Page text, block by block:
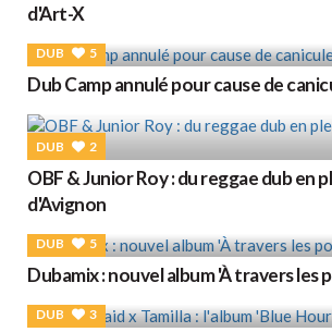
d'Art-X
DUB 5
Dub Camp annulé pour cause de
DUB 2
OBF & Junior Roy : du reggae dub en
d'Avignon
DUB 5
Dubamix : nouvel album 'À travers les
DUB 3